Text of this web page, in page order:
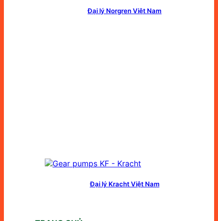
Đại lý Norgren Việt Nam
Đại lý Kracht Việt Nam